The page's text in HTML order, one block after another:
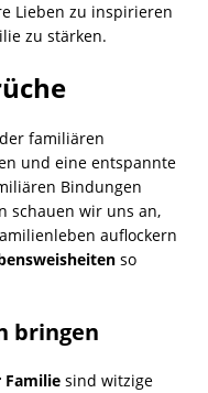
Lieben zu inspirieren
zu stärken.
familiären
und eine entspannte
Bindungen
schauen wir uns an,
auflockern
so
bringen
Familie sind witzige